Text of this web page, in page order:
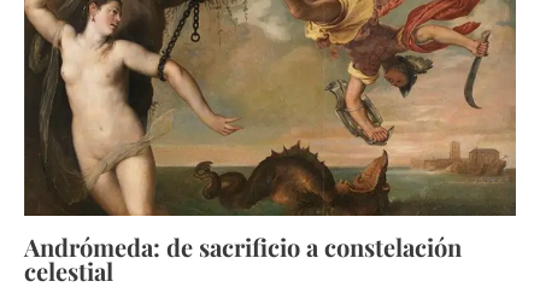
Andrómeda: de sacrificio a constelación
celestial